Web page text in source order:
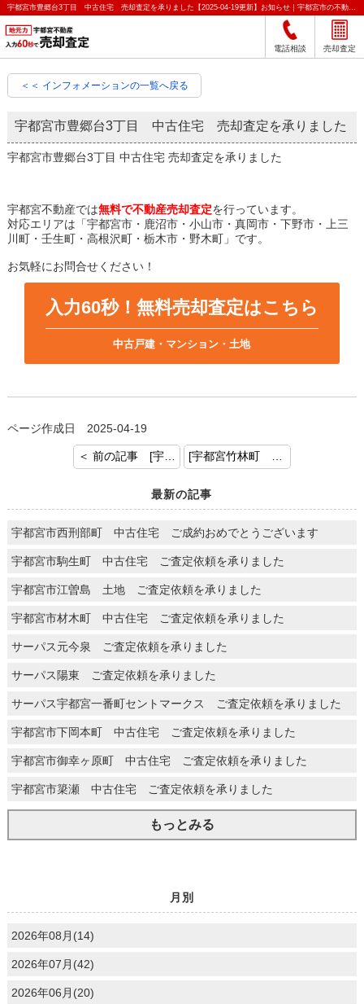
宇都宮市豊郷台3丁目 中古住宅 売却査定を承りました【2025-04-19更新】お知らせ｜宇都宮市の不動産をクイック売却査定｜宇都宮不動産
電話相談 売却査定
＜＜ インフォメーションの一覧へ戻る
宇都宮市豊郷台3丁目 中古住宅 売却査定を承りました
宇都宮市豊郷台3丁目 中古住宅 売却査定を承りました
宇都宮不動産では無料で不動産売却査定を行っています。
対応エリアは「宇都宮市・鹿沼市・小山市・真岡市・下野市・上三
川町・壬生町・高根沢町・栃木市・野木町」です。
お気軽にお問合せください！
入力60秒！無料売却査定はこちら
中古戸建・マンション・土地
ページ作成日 2025-04-19
＜ 前の記事 [宇都宮市下栗町 中古住宅 売却査定を承りました]
最新の記事
宇都宮市西刑部町 中古住宅 ご成約おめでとうございます
宇都宮市駒生町 中古住宅 ご査定依頼を承りました
宇都宮市江曽島 土地 ご査定依頼を承りました
宇都宮市材木町 中古住宅 ご査定依頼を承りました
サーパス元今泉 ご査定依頼を承りました
サーパス陽東 ご査定依頼を承りました
サーパス宇都宮一番町セントマークス ご査定依頼を承りました
宇都宮市下岡本町 中古住宅 ご査定依頼を承りました
宇都宮市御幸ヶ原町 中古住宅 ご査定依頼を承りました
宇都宮市簗瀬 中古住宅 ご査定依頼を承りました
もっとみる
月別
2026年08月(14)
2026年07月(42)
2026年06月(20)